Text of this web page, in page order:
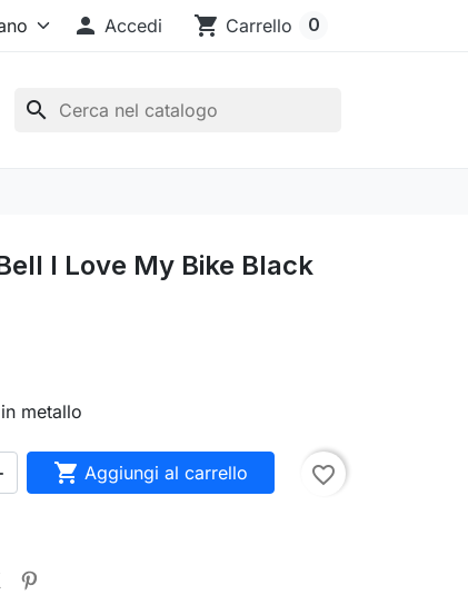
 Accedi shopping_cart Carrello 0
search
I Love My Bike Black
metallo
 Aggiungi al carrello favorite_border